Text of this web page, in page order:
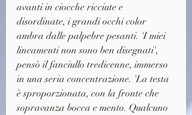
avanti in ciocche ricciute e
disordinate, i grandi occhi color
ambra dalle palpebre pesanti. 'I miei
lineamenti non sono ben disegnati',
pensò il fanciullo tredicenne, immerso
in una seria concentrazione. 'La testa
è sproporzionata, con la fronte che
sopravanza bocca e mento. Qualcuno